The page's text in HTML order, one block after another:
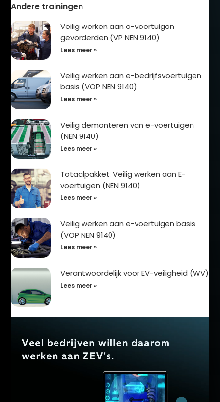
Andere trainingen
Veilig werken aan e-voertuigen
gevorderden (VP NEN 9140)
Lees meer »
Veilig werken aan e-bedrijfsvoertuigen
basis (VOP NEN 9140)
Lees meer »
Veilig demonteren van e-voertuigen
(NEN 9140)
Lees meer »
Totaalpakket: Veilig werken aan E-
voertuigen (NEN 9140)
Lees meer »
Veilig werken aan e-voertuigen basis
(VOP NEN 9140)
Lees meer »
Verantwoordelijk voor EV-veiligheid (WV)
Lees meer »